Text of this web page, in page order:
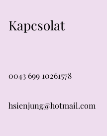
Kapcsolat
0043 699 10261578
hsienjung@hotmail.com